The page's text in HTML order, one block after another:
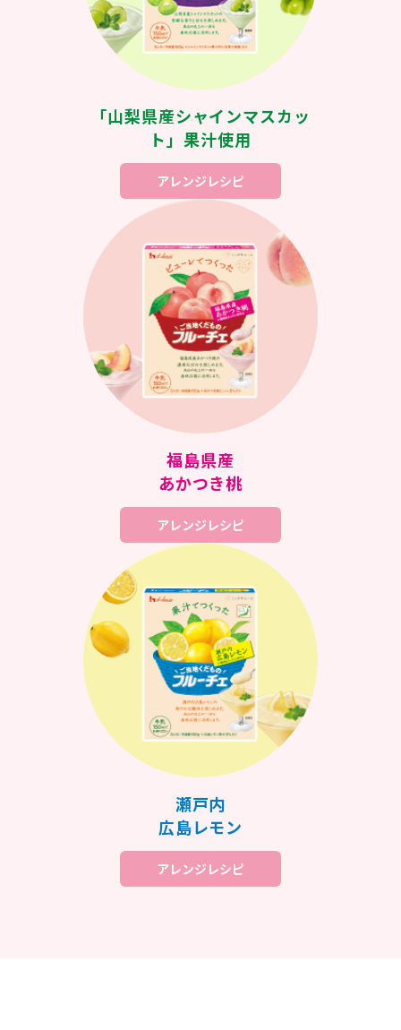
「山梨県産シャインマスカッ
ト」果汁使用
アレンジレシピ
福島県産
あかつき桃
アレンジレシピ
瀬戸内
広島レモン
アレンジレシピ